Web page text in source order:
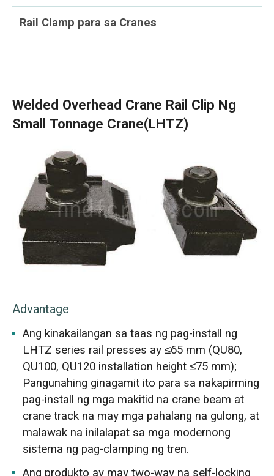
Rail Clamp para sa Cranes
Welded Overhead Crane Rail Clip Ng
Small Tonnage Crane(LHTZ)
Advantage
Ang kinakailangan sa taas ng pag-install ng
LHTZ series rail presses ay ≤65 mm (QU80,
QU100, QU120 installation height ≤75 mm);
Pangunahing ginagamit ito para sa nakapirming
pag-install ng mga makitid na crane beam at
crane track na may mga pahalang na gulong, at
malawak na inilalapat sa mga modernong
sistema ng pag-clamping ng tren.